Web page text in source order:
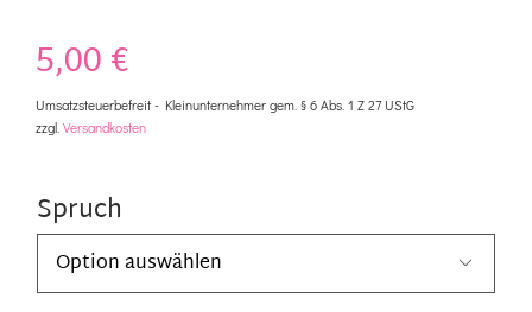
5,00€
Umsatzsteuerbefreit - Kleinunternehmer gem. § 6 Abs. 1 Z 27 UStG
zzgl. Versandkosten
Spruch
